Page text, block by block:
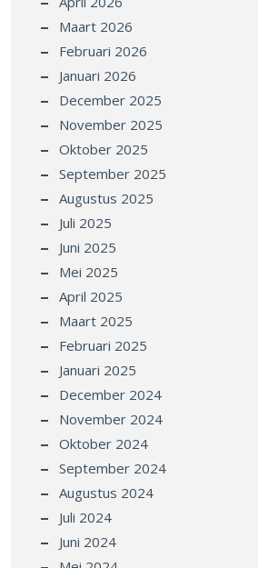
Maart 2026
Februari 2026
Januari 2026
December 2025
November 2025
Oktober 2025
September 2025
Augustus 2025
Juli 2025
Juni 2025
Mei 2025
April 2025
Maart 2025
Februari 2025
Januari 2025
December 2024
November 2024
Oktober 2024
September 2024
Augustus 2024
Juli 2024
Juni 2024